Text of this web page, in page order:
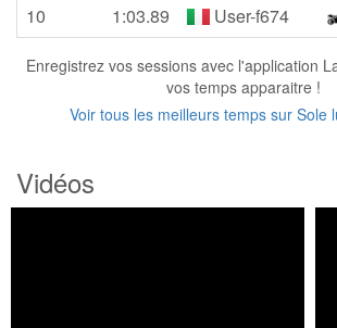
10
1:03.89 User-f674
Enregistrez vos sessions avec l'application
vos temps apparaitre !
Voir tous les meilleurs temps sur Sole
Vidéos